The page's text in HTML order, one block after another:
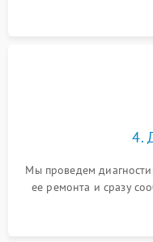
4.
Мы проведем
ее ремонта и сразу